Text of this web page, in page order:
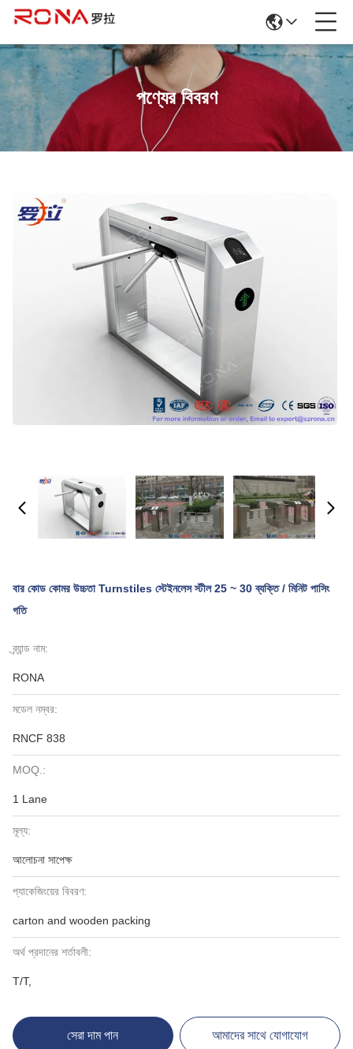
পণ্যের বিবরণ
বার কোড কোমর উচ্চতা Turnstiles স্টেইনলেস স্টীল 25 ~ 30 ব্যক্তি / মিনিট পাসিং
গতি
ব্র্যান্ড নাম:
RONA
মডেল নম্বর:
RNCF 838
MOQ.:
1 Lane
মূল্য:
আলোচনা সাপেক্ষ
প্যাকেজিংয়ের বিবরণ:
carton and wooden packing
অর্থ প্রদানের শর্তাবলী:
T/T,
সেরা দাম পান আমাদের সাথে যোগাযোগ